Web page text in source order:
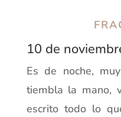
10 de
Es de noche,
tiembla la mano,
escrito todo lo